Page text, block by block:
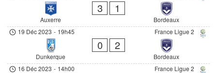
Auxerre
3 1
Bordeaux
France Ligue 2
19 Déc 2023 - 19h45
Dunkerque
0 2
Bordeaux
France Ligue 2
16 Déc 2023 - 14h00